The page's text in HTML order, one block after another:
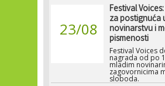
23/08
Festival
za postignuća
novinarstvu i
pismenosti
Festival Voices
nagrada od po
mladim
zagovornicima
sloboda.